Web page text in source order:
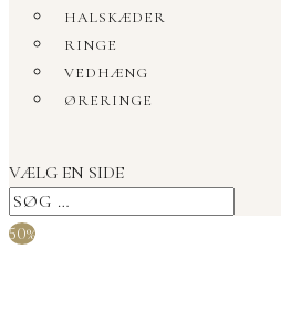
HALSKÆDER
RINGE
VEDHÆNG
ØRERINGE
VÆLG EN SIDE
50%